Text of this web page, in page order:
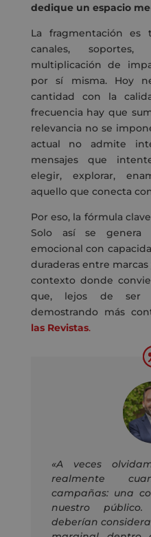
dedique un espacio
La fragmentación es
canales,
multiplicación de
por sí misma. Hoy
cantidad con la
frecuencia hay que
relevancia no se
actual no admite
mensajes que
elegir, explorar,
aquello que conecta
Por eso, la fórmula
Solo así se genera
emocional con
duraderas entre marcas
contexto donde
que, lejos de ser
demostrando más
las Revistas.
«A veces
realmente
campañas: una
nuestro
deberían